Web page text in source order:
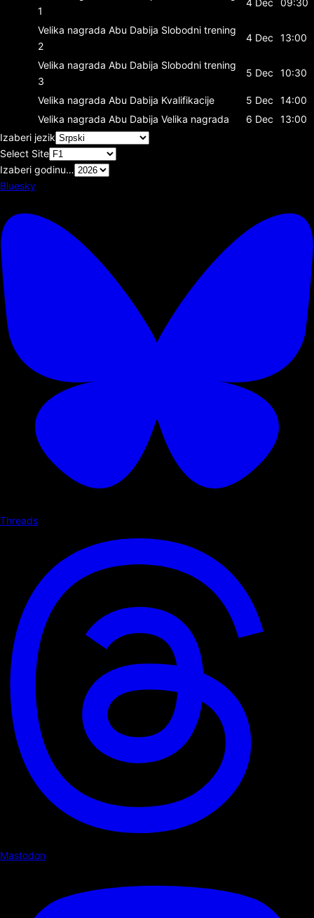
1
Velika nagrada Abu Dabija Slobodni trening
2
4 Dec 13:00
Velika nagrada Abu Dabija Slobodni trening
3
5 Dec 10:30
Velika nagrada Abu Dabija Kvalifikacije 5 Dec
14:00
Velika nagrada Abu Dabija Velika nagrada 6 Dec
13:00
Izaberi jezik
Select Site
Izaberi godinu…
Bluesky
Threads
Mastodon